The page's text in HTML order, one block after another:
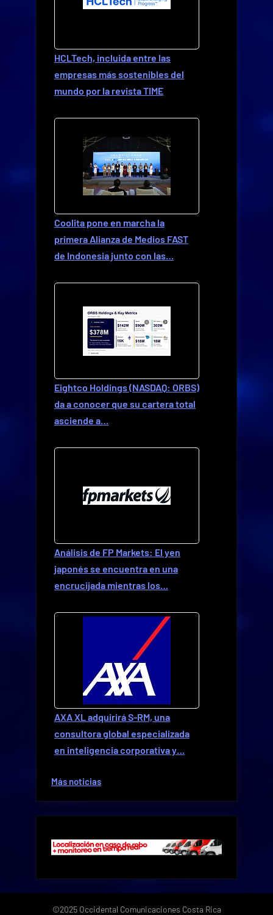
HCLTech, incluida entre las
empresas más sostenibles del
mundo por la revista TIME
Coolita pone en marcha la
primera Alianza de Medios FAST
de Indonesia junto con las…
Eightco Holdings (NASDAQ: ORBS)
da a conocer que su cartera total
asciende a…
Análisis de FP Markets: El yen
japonés se encuentra en una
encrucijada mientras los…
AXA XL adquirirá S-RM, una
consultora global especializada
en inteligencia corporativa y…
Más noticias
©2025 Occidental Comunicaciones Costa Rica